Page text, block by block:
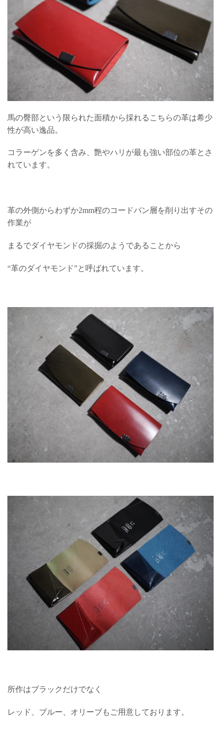
馬の臀部という限られた面積から採れるこちらの革は希少
性が高い逸品。
コラーゲンを多く含み、艶やハリが最も強い部位の革とさ
れています。
革の外側からわずか2mm程のコードバン層を削り出すその
作業が
まるでダイヤモンドの採掘のようであることから
“革のダイヤモンド”と呼ばれています。
所作はブラックだけでなく
レッド、ブルー、オリーブもご用意しております。